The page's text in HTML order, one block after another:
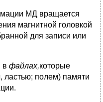
МД вращается
магнитной головкой
для записи или
в файлах,которые
ластью; полем) памяти